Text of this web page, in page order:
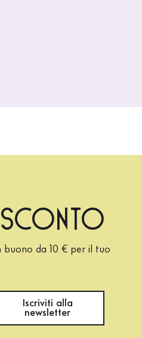
buono da 10 € per il tuo
Iscriviti alla
newsletter